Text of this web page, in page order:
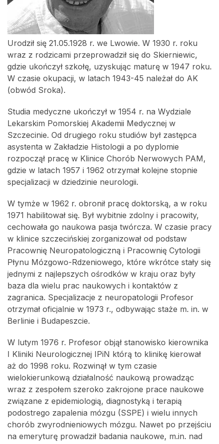
Urodził się 21.05.1928 r. we Lwowie. W 1930 r. roku
wraz z rodzicami przeprowadził się do Skierniewic,
gdzie ukończył szkołę, uzyskując maturę w 1947 roku.
W czasie okupacji, w latach 1943-45 należał do AK
(obwód Sroka).
Studia medyczne ukończył w 1954 r. na Wydziale
Lekarskim Pomorskiej Akademii Medycznej w
Szczecinie. Od drugiego roku studiów był zastępca
asystenta w Zakładzie Histologii a po dyplomie
rozpoczął pracę w Klinice Chorób Nerwowych PAM,
gdzie w latach 1957 i 1962 otrzymał kolejne stopnie
specjalizacji w dziedzinie neurologii.
W tymże w 1962 r. obronił pracę doktorską, a w roku
1971 habilitował się. Był wybitnie zdolny i pracowity,
cechowała go naukowa pasja twórcza. W czasie pracy
w klinice szczecińskiej zorganizował od podstaw
Pracownię Neuropatologiczną i Pracownię Cytologii
Płynu Mózgowo-Rdzeniowego, które wkrótce stały się
jednymi z najlepszych ośrodków w kraju oraz były
baza dla wielu prac naukowych i kontaktów z
zagranica. Specjalizacje z neuropatologii Profesor
otrzymał oficjalnie w 1973 r., odbywając staże m. in. w
Berlinie i Budapeszcie.
W lutym 1976 r. Profesor objął stanowisko kierownika
I Kliniki Neurologicznej IPiN którą to klinikę kierował
aż do 1998 roku. Rozwinął w tym czasie
wielokierunkową działalność naukową prowadząc
wraz z zespołem szeroko zakrojone prace naukowe
związane z epidemiologią, diagnostyką i terapią
podostrego zapalenia mózgu (SSPE) i wielu innych
chorób zwyrodnieniowych mózgu. Nawet po przejściu
na emeryturę prowadził badania naukowe, m.in. nad